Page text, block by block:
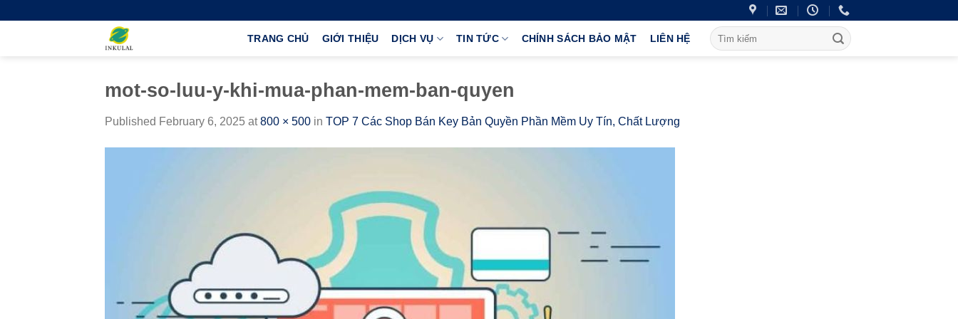
TRANG CHỦ GIỚI THIỆU DỊCH VỤ TIN TỨC CHÍNH SÁCH BẢO MẬT LIÊN HỆ
mot-so-luu-y-khi-mua-phan-mem-ban-quyen
Published February 6, 2025 at800 × 500 in TOP 7 Các Shop Bán Key Bản Quyền Phần Mềm Uy Tín, Chất Lượng